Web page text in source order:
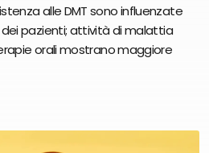
alle DMT sono influenzate
pazienti; attività di malattia
orali mostrano maggiore